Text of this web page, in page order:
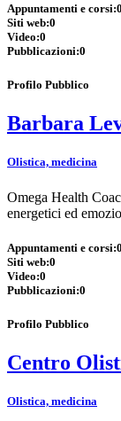
Appuntamenti e corsi:0
Siti web:0
Video:0
Pubblicazioni:0
Profilo Pubblico
Barbara
Olistica, medicina
Omega Health
energetici ed
Appuntamenti e corsi:0
Siti web:0
Video:0
Pubblicazioni:0
Profilo Pubblico
Centro
Olistica, medicina